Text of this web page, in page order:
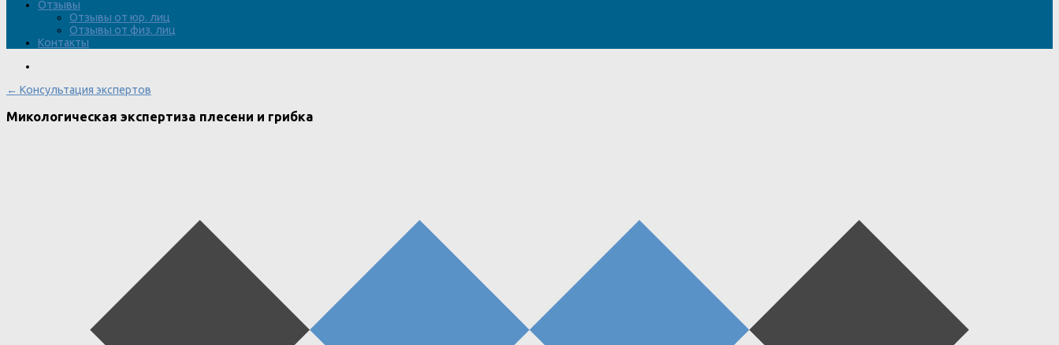
Отзывы
Отзывы от юр. лиц
Отзывы от физ. лиц
Контакты
← Консультация экспертов
Микологическая экспертиза плесени и грибка